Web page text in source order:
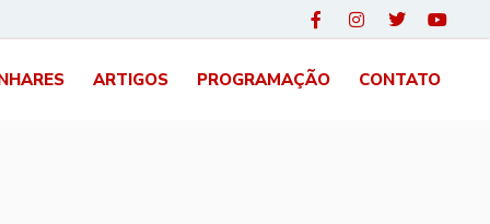
ARTIGOS PROGRAMAÇÃO CONTATO